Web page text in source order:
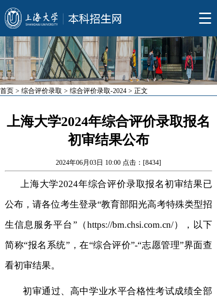
首页 > 综合评价录取 > 综合评价录取-2024 > 正文
上海大学2024年综合评价录取报名
初审结果公布
2024年06月03日 10:00 点击：[8434]
上海大学2024年综合评价录取报名初审结果已
公布，请各位考生登录“教育部阳光高考特殊类型招
生信息服务平台”（https://bm.chsi.com.cn/）
， 以下
简称“报名系统”，在“综合评价”-“志愿管理”界面查
看初审结果。
初审通过、高中学业水平合格性考试成绩全部